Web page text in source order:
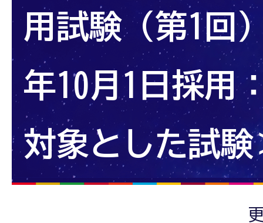
用試験（第1回
年10月1日採用
対象とした試験